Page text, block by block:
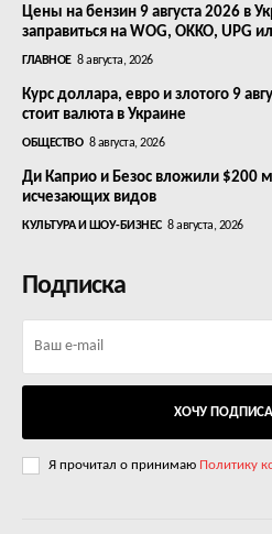
Цены на бензин 9 августа 2026 в
заправиться на WOG, OKKO, UPG
ГЛАВНОЕ 8 августа, 2026
Курс доллара, евро и злотого 9
стоит валюта в Украине
ОБЩЕСТВО 8 августа, 2026
Ди Каприо и Безос вложили $200
исчезающих видов
КУЛЬТУРА И ШОУ-БИЗНЕС 8 августа, 2026
Подписка
ХОЧУ
Я прочитал о принимаю Политику